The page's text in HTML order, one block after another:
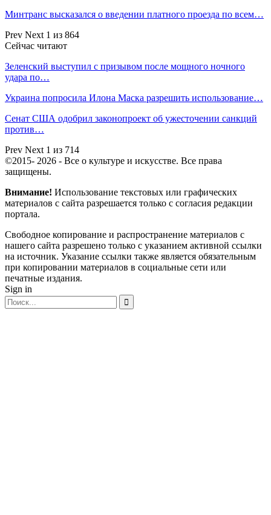
Минтранс высказался о введении платного проезда по всем…
Prev Next 1 из 864
Сейчас читают
Зеленский выступил с призывом после мощного ночного
удара по…
Украина попросила Илона Маска разрешить использование…
Сенат США одобрил законопроект об ужесточении санкций
против…
Prev Next 1 из 714
©2015- 2026 - Все о культуре и искусстве. Все права
защищены.
Внимание! Использование текстовых или графических
материалов с сайта разрешается только c согласия редакции
портала.
Свободное копирование и распространение материалов с
нашего сайта разрешено только с указанием активной ссылки
на источник. Указание ссылки также является обязательным
при копировании материалов в социальные сети или
печатные издания.
Sign in